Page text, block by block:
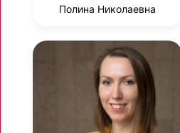
Полина Николаевна